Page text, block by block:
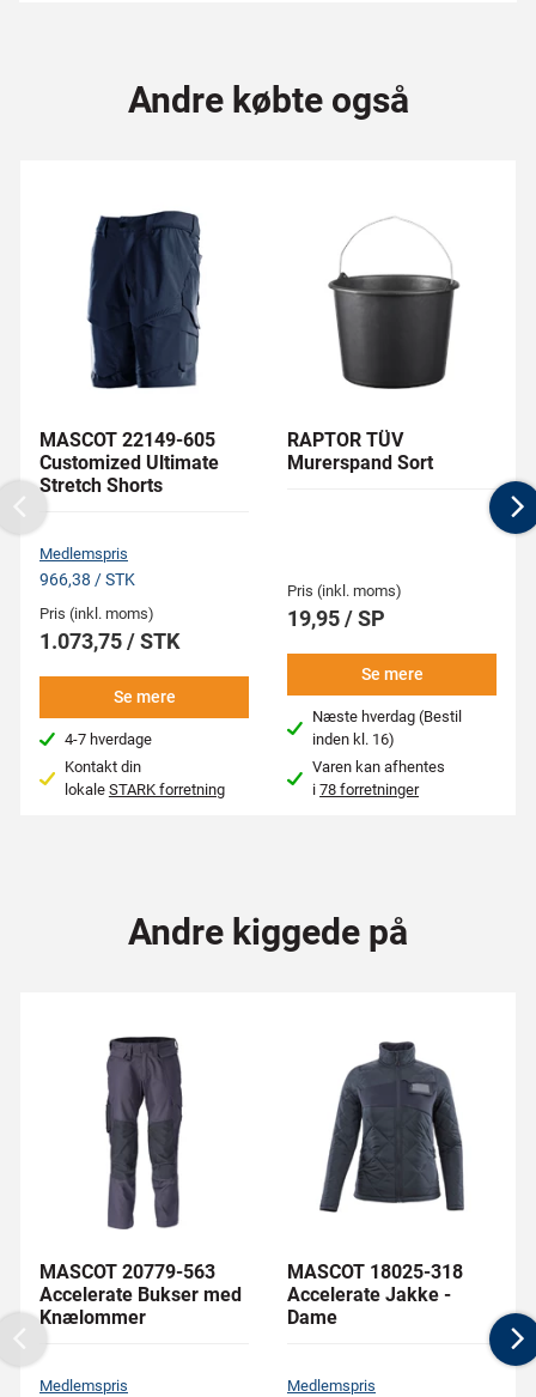
Andre købte også
MASCOT 22149-605
Customized Ultimate
Stretch Shorts
Medlemspris
966,38 / STK
Pris (inkl. moms)
1.073,75 / STK
Se mere
4-7 hverdage
Kontakt din
lokale STARK forretning
RAPTOR TÜV
Murerspand Sort
Pris (inkl. moms)
19,95 / SP
Se mere
Næste hverdag (Bestil
inden kl. 16)
Varen kan afhentes
i78 forretninger
Previous
Andre kiggede på
MASCOT 20779-563
Accelerate Bukser med
Knælommer
Medlemspris
MASCOT 18025-318
Accelerate Jakke -
Dame
Medlemspris
Previous